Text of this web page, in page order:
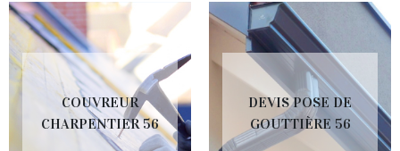
COUVREUR
CHARPENTIER 56
DEVIS POSE DE
GOUTTIÈRE 56